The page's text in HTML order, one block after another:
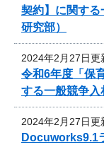
契約】に関す
研究部）
2024年2月27日更
令和6年度「保
する一般競争入
2024年2月27日更
Docuworks9.1